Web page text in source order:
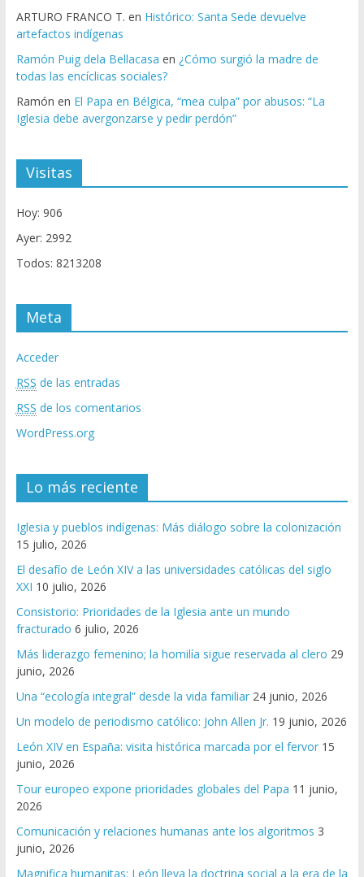
ARTURO FRANCO T. en Histórico: Santa Sede devuelve
artefactos indígenas
Ramón Puig dela Bellacasa en ¿Cómo surgió la madre de
todas las encíclicas sociales?
Ramón en El Papa en Bélgica, “mea culpa” por abusos: “La
Iglesia debe avergonzarse y pedir perdón”
Visitas
Hoy: 906
Ayer: 2992
Todos: 8213208
Meta
Acceder
RSS de las entradas
RSS de los comentarios
WordPress.org
Lo más reciente
Iglesia y pueblos indígenas: Más diálogo sobre la colonización
15 julio, 2026
El desafío de León XIV a las universidades católicas del siglo
XXI 10 julio, 2026
Consistorio: Prioridades de la Iglesia ante un mundo
fracturado 6 julio, 2026
Más liderazgo femenino; la homilía sigue reservada al clero 29
junio, 2026
Una “ecología integral” desde la vida familiar 24 junio, 2026
Un modelo de periodismo católico: John Allen Jr. 19 junio, 2026
León XIV en España: visita histórica marcada por el fervor 15
junio, 2026
Tour europeo expone prioridades globales del Papa 11 junio,
2026
Comunicación y relaciones humanas ante los algoritmos 3
junio, 2026
Magnifica humanitas: León lleva la doctrina social a la era de la